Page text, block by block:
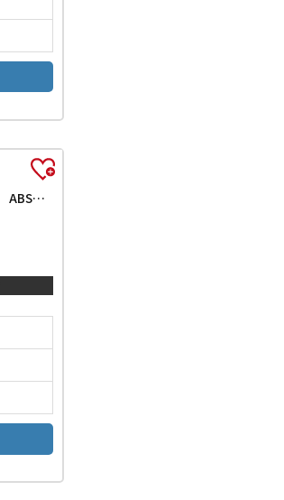
L ETC ナビ TV 衝突被害軽減システム スマートキー アイドリングストップ 電動格納ミラー シートヒーター ベンチシート CVT 盗難防止システム ABS ESC CD 衝突安全ボディ エアコン